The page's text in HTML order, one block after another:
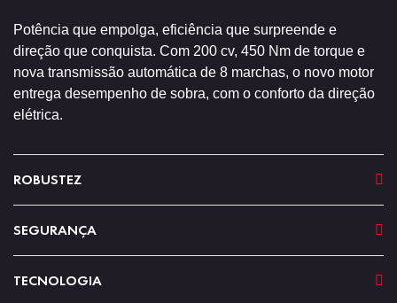
Potência que empolga, eficiência que surpreende e
direção que conquista. Com 200 cv, 450 Nm de torque e
nova transmissão automática de 8 marchas, o novo motor
entrega desempenho de sobra, com o conforto da direção
elétrica.
ROBUSTEZ
SEGURANÇA
TECNOLOGIA